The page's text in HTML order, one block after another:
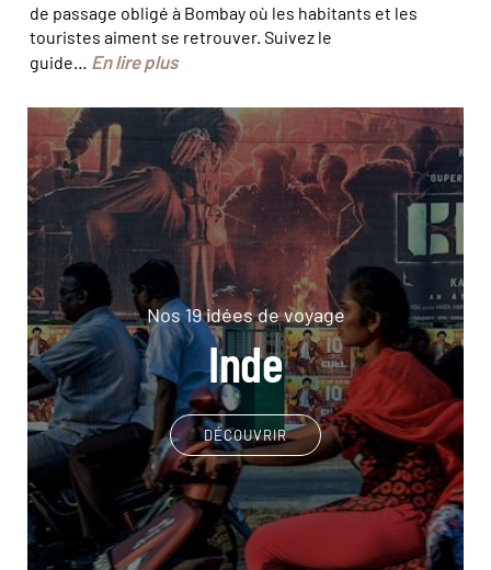
de passage obligé à Bombay où les habitants et les
touristes aiment se retrouver. Suivez le
guide…
En lire plus
Nos 19 idées de voyage
Inde
DÉCOUVRIR